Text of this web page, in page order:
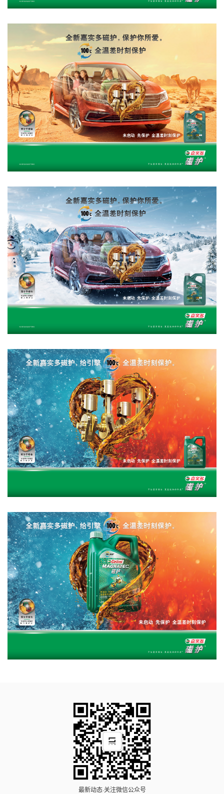
最新动态·关注微信公众号